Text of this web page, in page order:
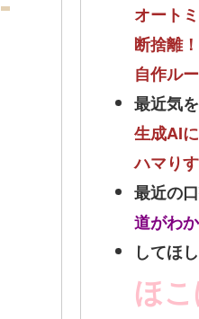
オート
断捨離！
自作ル
最近気
生成AIに
ハマり
最近の
道がわ
してほ
ほ